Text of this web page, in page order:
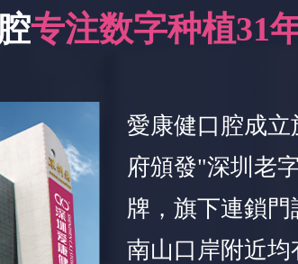
专注数字种植31
愛康健口腔成立
府頒發"深圳老
牌，旗下連鎖門
南山口岸附近